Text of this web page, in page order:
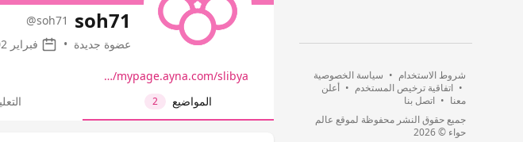
شروط الاستخدام • سياسة الخصوصية
• اتفاقية ترخيص المستخدم • أعلن
معنا • اتصل بنا
جميع حقوق النشر محفوظة لموقع عالم
حواء © 2026
soh71
@soh71
عضوة جديدة • فبراير 2002
mypage.ayna.com/slibya/…
المواضيع
2